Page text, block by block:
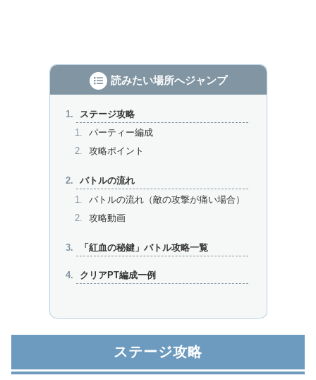
読みたい場所へジャンプ
ステージ攻略
パーティー編成
攻略ポイント
バトルの流れ
バトルの流れ（敵の攻撃が痛い場合）
攻略動画
「紅血の秘鍵」バトル攻略一覧
クリアPT編成一例
ステージ攻略